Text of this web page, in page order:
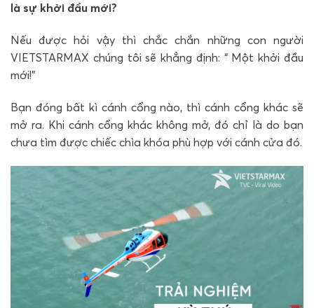
là sự khởi đầu mới?
Nếu được hỏi vậy thì chắc chắn những con người
VIETSTARMAX chúng tôi sẽ khẳng định: “ Một khởi đầu
mới!”
Bạn đóng bất kì cánh cổng nào, thì cánh cổng khác sẽ
mở ra. Khi cánh cổng khác không mở, đó chỉ là do bạn
chưa tìm được chiếc chìa khóa phù hợp với cánh cửa đó.